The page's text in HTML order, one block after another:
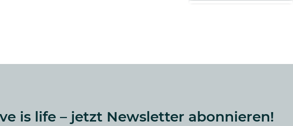
is life – jetzt Newsletter abonnieren!